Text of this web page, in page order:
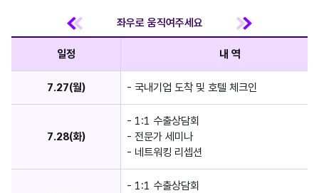
일정 내 역
7.27(월) - 국내기업 도착 및 호텔 체크인
7.28(화)
- 1:1 수출상담회
- 전문가 세미나
- 네트워킹 리셉션
- 1:1 수출상담회